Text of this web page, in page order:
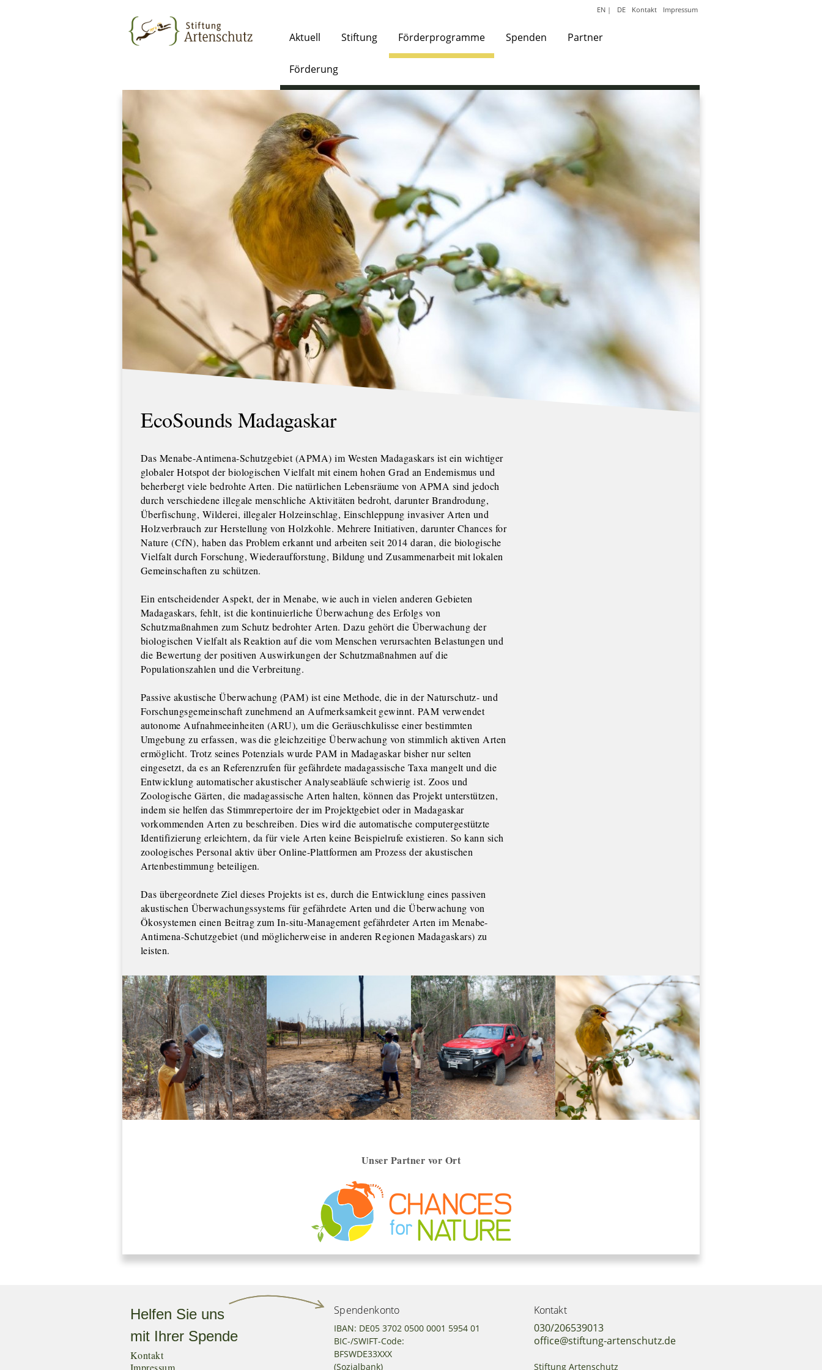
Aktuell Stiftung Förderprogramme Spenden Partner
Förderung
EN | DE Kontakt Impressum
EcoSounds Madagaskar
Das Menabe-Antimena-Schutzgebiet (APMA) im Westen Madagaskars ist ein wichtiger
globaler Hotspot der biologischen Vielfalt mit einem hohen Grad an Endemismus und
beherbergt viele bedrohte Arten. Die natürlichen Lebensräume von APMA sind jedoch
durch verschiedene illegale menschliche Aktivitäten bedroht, darunter Brandrodung,
Überfischung, Wilderei, illegaler Holzeinschlag, Einschleppung invasiver Arten und
Holzverbrauch zur Herstellung von Holzkohle. Mehrere Initiativen, darunter Chances for
Nature (CfN), haben das Problem erkannt und arbeiten seit 2014 daran, die biologische
Vielfalt durch Forschung, Wiederaufforstung, Bildung und Zusammenarbeit mit lokalen
Gemeinschaften zu schützen.
Ein entscheidender Aspekt, der in Menabe, wie auch in vielen anderen Gebieten
Madagaskars, fehlt, ist die kontinuierliche Überwachung des Erfolgs von
Schutzmaßnahmen zum Schutz bedrohter Arten. Dazu gehört die Überwachung der
biologischen Vielfalt als Reaktion auf die vom Menschen verursachten Belastungen und
die Bewertung der positiven Auswirkungen der Schutzmaßnahmen auf die
Populationszahlen und die Verbreitung.
Passive akustische Überwachung (PAM) ist eine Methode, die in der Naturschutz- und
Forschungsgemeinschaft zunehmend an Aufmerksamkeit gewinnt. PAM verwendet
autonome Aufnahmeeinheiten (ARU), um die Geräuschkulisse einer bestimmten
Umgebung zu erfassen, was die gleichzeitige Überwachung von stimmlich aktiven Arten
ermöglicht. Trotz seines Potenzials wurde PAM in Madagaskar bisher nur selten
eingesetzt, da es an Referenzrufen für gefährdete madagassische Taxa mangelt und die
Entwicklung automatischer akustischer Analyseabläufe schwierig ist. Zoos und
Zoologische Gärten, die madagassische Arten halten, können das Projekt unterstützen,
indem sie helfen das Stimmrepertoire der im Projektgebiet oder in Madagaskar
vorkommenden Arten zu beschreiben. Dies wird die automatische computergestützte
Identifizierung erleichtern, da für viele Arten keine Beispielrufe existieren. So kann sich
zoologisches Personal aktiv über Online-Plattformen am Prozess der akustischen
Artenbestimmung beteiligen.
Das übergeordnete Ziel dieses Projekts ist es, durch die Entwicklung eines passiven
akustischen Überwachungssystems für gefährdete Arten und die Überwachung von
Ökosystemen einen Beitrag zum In-situ-Management gefährdeter Arten im Menabe-
Antimena-Schutzgebiet (und möglicherweise in anderen Regionen Madagaskars) zu
leisten.
Unser Partner vor Ort
Helfen Sie uns
mit Ihrer Spende
Kontakt
Impressum
Spendenkonto
IBAN: DE05 3702 0500 0001 5954 01
BIC-/SWIFT-Code:
BFSWDE33XXX
(Sozialbank)
Kontakt
030/206539013
office@stiftung-artenschutz.de
Stiftung Artenschutz